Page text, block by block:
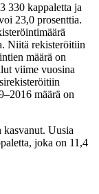
330 kappaletta ja
23,0 prosenttia.
Niitä rekisteröitiin
määrä on
viime vuosina
määrä on
Uusia
joka on 11,4